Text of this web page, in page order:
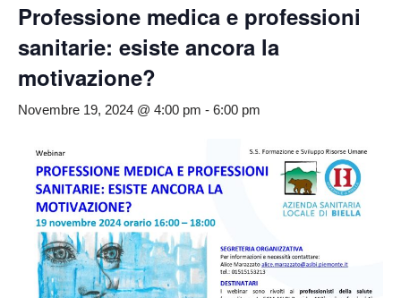
Professione medica e professioni
sanitarie: esiste ancora la
motivazione?
Novembre 19, 2024 @ 4:00 pm - 6:00 pm